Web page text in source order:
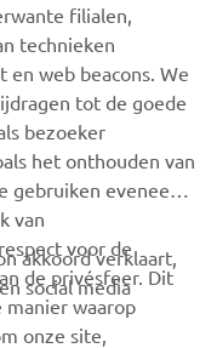
single disc, Ø 230 mm
90/80-14
110/90-12
filialen,
technieken
en web beacons. We
tot de goede
bezoeker
het onthouden van
gebruiken eveneens
van
voor de
de privésfeer. Dit
waarop
onze site,
akkoord verklaart,
social media